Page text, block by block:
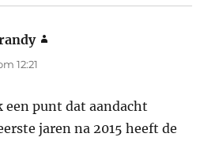
12:21
een punt dat aandacht
jaren na 2015 heeft de